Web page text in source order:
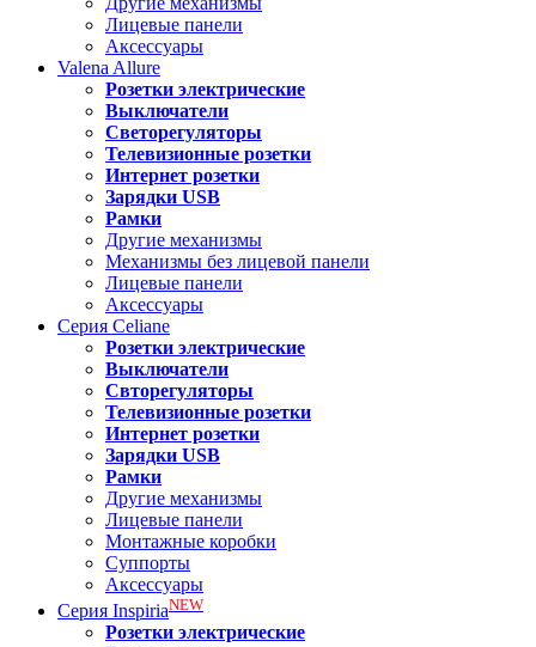
Лицевые панели
Аксессуары
Valena Allure
Розетки электрические
Выключатели
Светорегуляторы
Телевизионные розетки
Интернет розетки
Зарядки USB
Рамки
Другие механизмы
Механизмы без лицевой панели
Лицевые панели
Аксессуары
Серия Celiane
Розетки электрические
Выключатели
Свторегуляторы
Телевизионные розетки
Интернет розетки
Зарядки USB
Рамки
Другие механизмы
Лицевые панели
Монтажные коробки
Суппорты
Аксессуары
Серия InspiriaNEW
Розетки электрические